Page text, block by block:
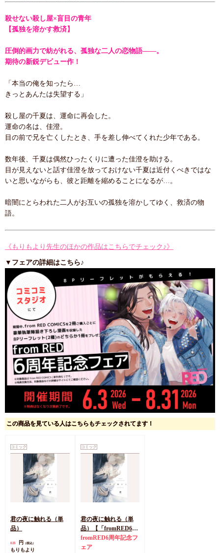
殺せない殺し屋×盲目の青年
【孤独を溶かす救済】
圧倒的画力で紡がれる、孤独な二人の恋物語――。
期待の新鋭デビュー作！
「本当の俺を知ったら…
きっとあんたは失望する」
殺し屋の千夏は、運命に再会した。
運命の名は、佳澄。
目の前で兄を亡くしたとき、手を差し伸べてくれた少年である。
数年後、千夏は偶然ひったくりに遭った佳澄を助ける。
目が見えないと話す佳澄を放っておけない千夏は近付くべきではな
いと思いながらも、彼と距離を縮めることになるが…。
暗闇にとらわれた二人がお互いの孤独を溶かしてゆく、救済の物
語。
《もりもより先生のほかの作品はこちらでチェック♪》
▼フェアの詳細はこちら♪
この商品を見ている人はこちらもチェックされてます！
コミック
君の夜に触れる（単
品）
825 円 （税込）
もりもより
コミック
君の夜に触れる（単
品）【「fromRED6周
年」記念フェア・対象
商品】
fromRED6周年記念フ
ェア